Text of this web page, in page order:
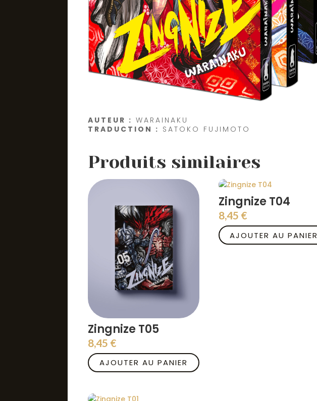
AUTEUR : WARAINAKU
TRADUCTION : SATOKO FUJIMOTO
Produits similaires
Zingnize T05
8,45 €
AJOUTER AU PANIER
Zingnize T04
8,45 €
AJOUTER AU PANIER